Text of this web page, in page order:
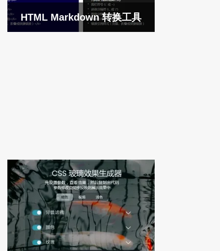
HTML Markdown 转换工具